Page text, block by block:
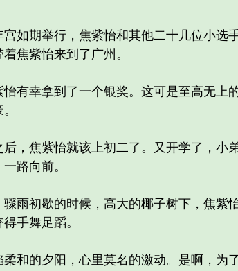
期举行，焦紫怡和其他二十几位小选
焦紫怡来到了广州。
幸拿到了一个银奖。这可是至高无上
焦紫怡就该上初二了。又开学了，小
路向前。
初歇的时候，高大的椰子树下，焦紫
手舞足蹈。
的夕阳，心里莫名的激动。是啊，为